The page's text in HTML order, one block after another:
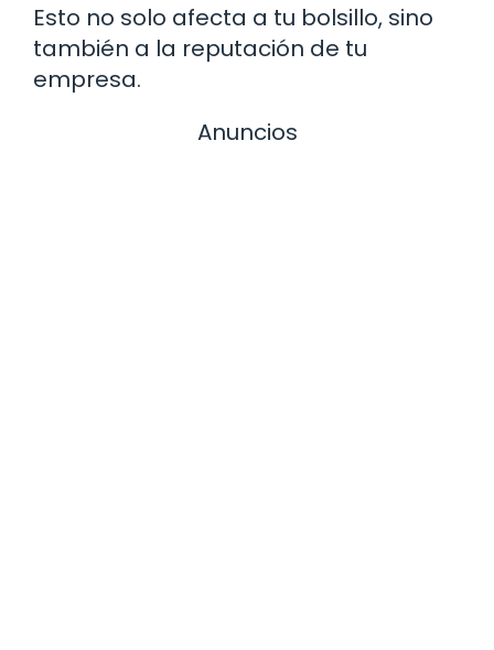
Esto no solo afecta a tu bolsillo, sino
también a la reputación de tu
empresa.
Anuncios